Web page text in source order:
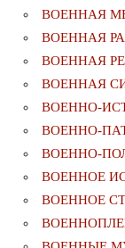
ВОЕННАЯ
ВОЕННАЯ
ВОЕННАЯ
ВОЕННАЯ
ВОЕННО-
ВОЕННО-
ВОЕННО-
ВОЕННОЕ
ВОЕННОЕ